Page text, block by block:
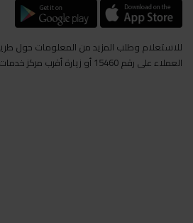
للاستعلام وطلب المزيد من المعلومات حول
العملاء على رقم 15460 أو زيارة أقرب مركز خدمات لوجيستية